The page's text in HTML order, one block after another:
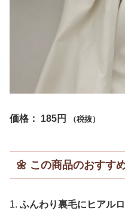
価格： 185円
🌼この商品のおすすめ
1.ふんわり裏毛にヒアル